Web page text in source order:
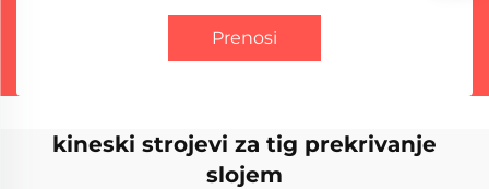
Prenosi
kineski strojevi za tig prekrivanje
slojem